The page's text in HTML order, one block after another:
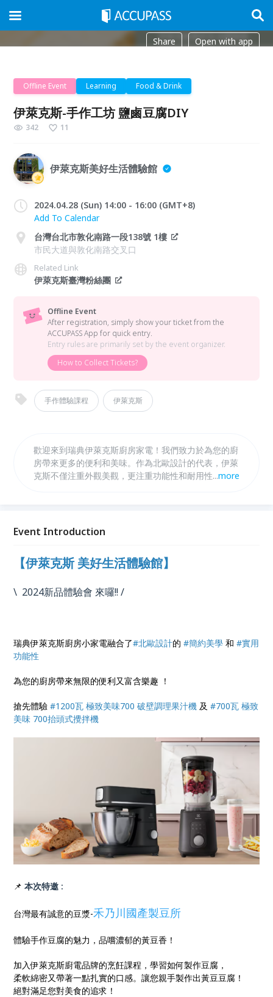
Share Open with app
Offline Event Learning Food & Drink
伊萊克斯-手作工坊 鹽鹵豆腐DIY
342 11
伊萊克斯美好生活體驗館
2024.04.28 (Sun) 14:00 - 16:00 (GMT+8)
Add To Calendar
台灣台北市敦化南路一段138號 1樓
市民大道與敦化南路交叉口
Related Link
伊萊克斯臺灣粉絲團
Offline Event
After registration, simply show your ticket from the
ACCUPASS App for quick entry.
Entry rules are primarily set by the event organizer.
How to Collect Tickets?
手作體驗課程 伊萊克斯
歡迎來到瑞典伊萊克斯廚房家電！我們致力於為您的廚
房帶來更多的便利和美味。作為北歐設計的代表，伊萊
克斯不僅注重外觀美觀，更注重功能性和耐用性。從多
斯廚房家電陪伴您的每一天，讓烹飪變得更加輕鬆、有
...more
Event Introduction
【伊萊克斯 美好生活體驗館】
\ 2024新品體驗會 來囉!! /
瑞典伊萊克斯廚房小家電融合了#北歐設計的 #簡約美學和 #實用
功能性
為您的廚房帶來無限的便利又富含樂趣 ！
搶先體驗#1200瓦 極致美味700 破壁調理果汁機 及#700瓦 極致
美味 700抬頭式攪拌機
📌本次特邀 :
台灣最有誠意的豆漿-禾乃川國產製豆所
體驗手作豆腐的魅力，品嚐濃郁的黃豆香！
加入伊萊克斯廚電品牌的烹飪課程，學習如何製作豆腐，
柔軟綿密又帶著一點扎實的口感。讓您親手製作出黃豆豆腐！
絕對滿足您對美食的追求！